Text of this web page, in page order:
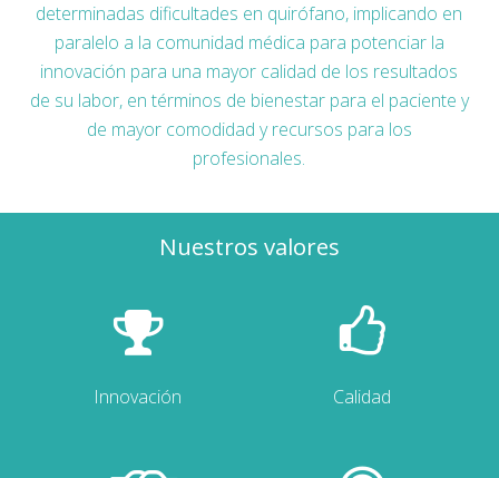
determinadas dificultades en quirófano, implicando en
paralelo a la comunidad médica para potenciar la
innovación para una mayor calidad de los resultados
de su labor, en términos de bienestar para el paciente y
de mayor comodidad y recursos para los
profesionales.
Nuestros valores
Innovación Calidad